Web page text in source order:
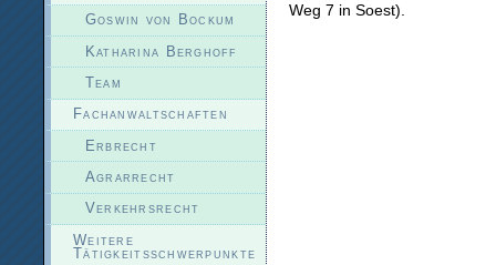
Goswin von Bockum
Katharina Berghoff
Team
Fachanwaltschaften
Erbrecht
Agrarrecht
Verkehrsrecht
Weitere
Tätigkeitsschwerpunkte
Weg 7 in Soest).